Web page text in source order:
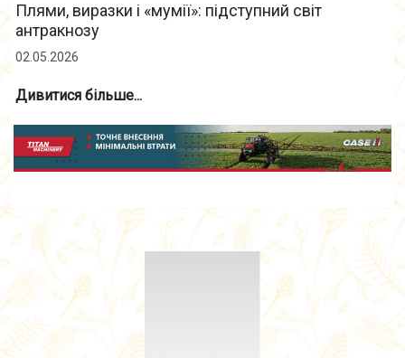
Плями, виразки і «мумії»: підступний світ
антракнозу
02.05.2026
Дивитися більше...